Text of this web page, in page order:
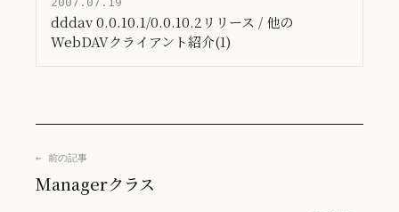
dddav 0.0.10.1/0.0.10.2リリース / 他の
WebDAVクライアント紹介(1)
← 前の記事
Managerクラス